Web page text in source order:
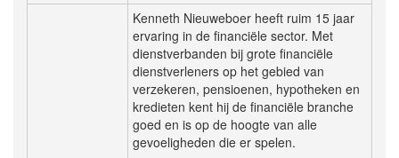
Kenneth Nieuweboer heeft ruim 15 jaar
ervaring in de financiële sector. Met
dienstverbanden bij grote financiële
dienstverleners op het gebied van
verzekeren, pensioenen, hypotheken en
kredieten kent hij de financiële branche
goed en is op de hoogte van alle
gevoeligheden die er spelen.